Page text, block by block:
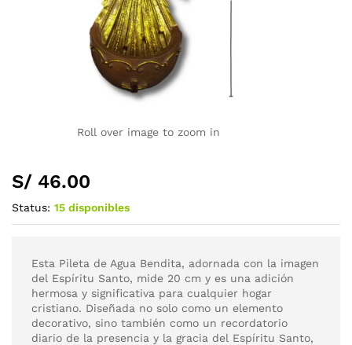
Roll over image to zoom in
S/ 46.00
Status: 15 disponibles
Esta Pileta de Agua Bendita, adornada con la imagen
del Espíritu Santo, mide 20 cm y es una adición
hermosa y significativa para cualquier hogar
cristiano. Diseñada no solo como un elemento
decorativo, sino también como un recordatorio
diario de la presencia y la gracia del Espíritu Santo,